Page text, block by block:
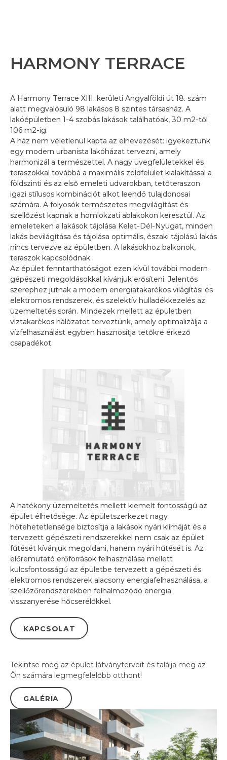
Nincsenek kedvelt lakások.
kiválasztott
Adatkezelési tájékoztatóban
foglaltakat
megismertem, elfogadom és a
kapcsolatfelvétel céljából hozzájárulok
személyes adataim kezeléséhez.*
Hozzájárulok, hogy a GEOS Group Hungary
elektronikus levelezés vagy azzal egyenértékű
más egyéni kommunikációs eszköz útján
legújabb ajánlatairól információt küldjön
részemre, és ehhez személyes adataimat az
Adatkezelési tájékoztatóbanszerint kezelje.
KÜLDÉS
HARMONY TERRACE
A Harmony Terrace XIII. kerületi Angyalföldi út 18. szám
alatt megvalósuló 98 lakásos 8 szintes társasház. A
lakóépületben 1-4 szobás lakások találhatóak, 30 m2-től
106 m2-ig.
A ház nem véletlenül kapta az elnevezését: igyekeztünk
egy modern urbanista lakóházat tervezni, amely
harmonizál a természettel. A nagy üvegfelületekkel és
teraszokkal továbbá a maximális zöldfelület kialakítással a
földszinti és az első emeleti udvarokban, tetőteraszon
igazi stílusos kombinációt alkot leendő tulajdonosai
számára. A folyosók természetes megvilágítást és
szellőzést kapnak a homlokzati ablakokon keresztül. Az
emeleteken a lakások tájolása Kelet-Dél-Nyugat, minden
lakás bevilágítása és tájolása optimális, északi tájolású lakás
nincs tervezve az épületben. A lakásokhoz balkonok,
teraszok kapcsolódnak.
Az épület fenntarthatóságot ezen kívül további modern
gépészeti megoldásokkal kívánjuk erősíteni. Jelentős
szerephez jutnak a modern energiatakarékos világítási és
elektromos rendszerek, és szelektív hulladékkezelés az
üzemeltetés során. Mindezek mellett az épületben
víztakarékos hálózatot terveztünk, amely optimalizálja a
vízfelhasználást egyben hasznosítja tetőkre érkező
csapadékot.
A hatékony üzemeltetés mellett kiemelt fontosságú az
épület élhetősége. Az épületszerkezet nagy
hőtehetetlensége biztosítja a lakások nyári klímáját és a
tervezett gépészeti rendszerekkel nem csak az épület
fűtését kívánjuk megoldani, hanem nyári hűtését is. Az
előremutató erőforrások felhasználása mellett
kulcsfontosságú az épületbe tervezett a gépészeti és
elektromos rendszerek alacsony energiafelhasználása, a
szellőzőrendszerekben felhalmozódó energia
visszanyerése hőcserélőkkel.
KAPCSOLAT
Tekintse meg az épület látványterveit és találja meg az
Ön számára legmegfelelőbb otthont!
GALÉRIA